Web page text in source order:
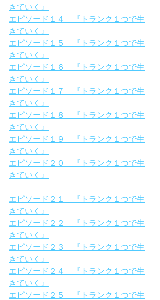
きていく』
エピソード１４　『トランク１つで生
きていく』
エピソード１５　『トランク１つで生
きていく』
エピソード１６　『トランク１つで生
きていく』
エピソード１７　『トランク１つで生
きていく』
エピソード１８　『トランク１つで生
きていく』
エピソード１９　『トランク１つで生
きていく』
エピソード２０　『トランク１つで生
きていく』
エピソード２１　『トランク１つで生
きていく』
エピソード２２　『トランク１つで生
きていく』
エピソード２３　『トランク１つで生
きていく』
エピソード２４　『トランク１つで生
きていく』
エピソード２５　『トランク１つで生